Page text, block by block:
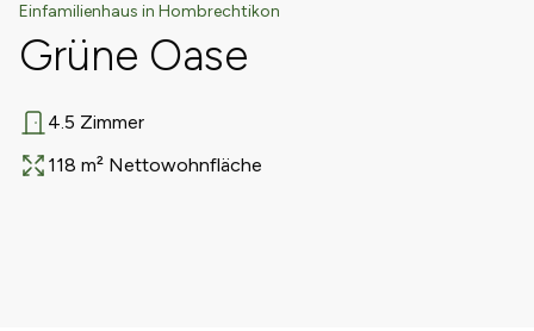
Einfamilienhaus in Hombrechtikon
Grüne Oase
Anzahl Zimmer
4.5 Zimmer
Fläche
118 m² Nettowohnfläche